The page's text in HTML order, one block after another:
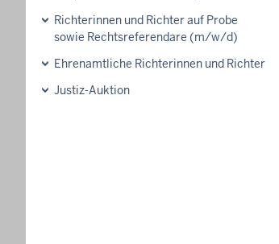
Richterinnen und Richter auf Probe
sowie Rechtsreferendare (m/w/d)
Ehrenamtliche Richterinnen und Richter
Justiz-Auktion